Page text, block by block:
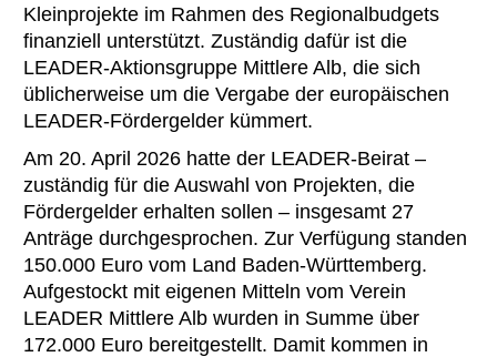
Kleinprojekte im Rahmen des Regionalbudgets
finanziell unterstützt. Zuständig dafür ist die
LEADER-Aktionsgruppe Mittlere Alb, die sich
üblicherweise um die Vergabe der europäischen
LEADER-Fördergelder kümmert.
Am 20. April 2026 hatte der LEADER-Beirat –
zuständig für die Auswahl von Projekten, die
Fördergelder erhalten sollen – insgesamt 27
Anträge durchgesprochen. Zur Verfügung standen
150.000 Euro vom Land Baden-Württemberg.
Aufgestockt mit eigenen Mitteln vom Verein
LEADER Mittlere Alb wurden in Summe über
172.000 Euro bereitgestellt. Damit kommen in